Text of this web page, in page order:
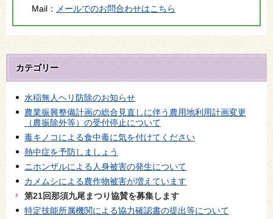
Mail：
メールでのお問合わせはこちら
カテゴリー
水稲無人ヘリ防除のお知らせ
農業振興整備計画の総合見直しに伴う農用地利用計画変更
（農振除外等）の受付停止について
毒キノコによる食中毒に気を付けてください
熱中症を予防しましょう
ニホンザルによる人身被害の発生について
カメムシによる農作物被害が増えています
第21回那須九尾まつり協賛を募集します
特定技能所属機関による協力確認書の提出等について